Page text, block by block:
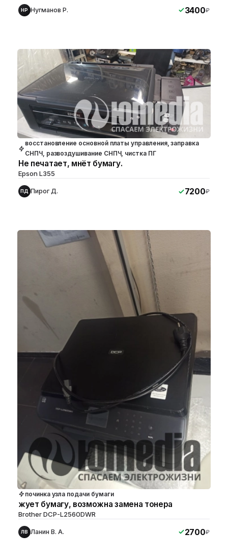
НР Нугманов Р. 3400₽
восстановление основной платы управления, заправка
СНПЧ, развоздушивание СНПЧ, чистка ПГ
Не печатает, мнёт бумагу.
Epson L355
ПД Пирог Д. 7200₽
починка узла подачи бумаги
жует бумагу, возможна замена тонера
Brother DCP-L2560DWR
ЛВ Ланин В. А. 2700₽